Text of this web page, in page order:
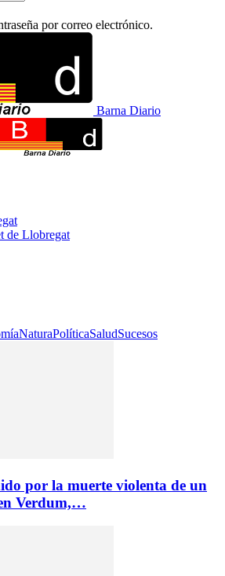
por correo electrónico.
Barna Diario
de Llobregat
NaturaPolíticaSaludSucesos
por la muerte violenta de un
Verdum,…